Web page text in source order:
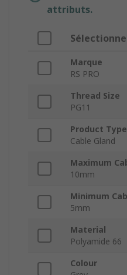
attributs.
Marque
RS PRO
Thread Size
PG11
Product Type
Cable Gland
Maximum
10mm
Minimum
5mm
Material
Polyamide 66
Colour